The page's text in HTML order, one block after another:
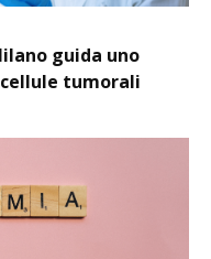
guida uno
tumorali